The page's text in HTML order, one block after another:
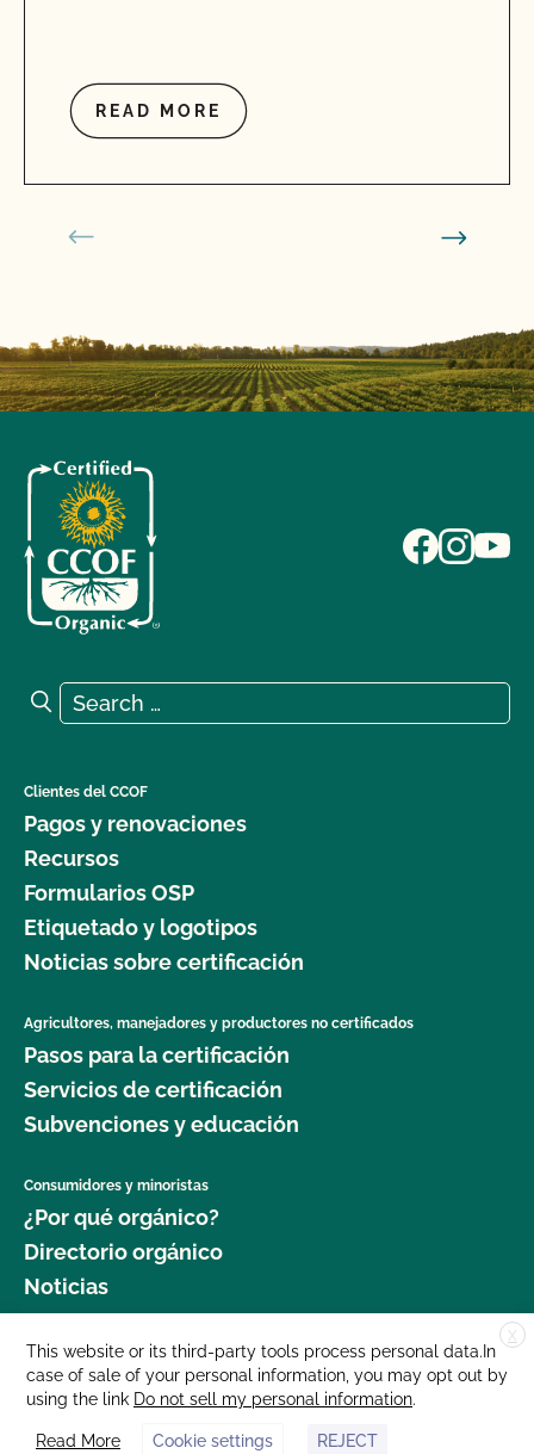
READ MORE
Search for:
Search
Clientes del CCOF
Pagos y renovaciones
Recursos
Formularios OSP
Etiquetado y logotipos
Noticias sobre certificación
Agricultores, manejadores y productores no certificados
Pasos para la certificación
Servicios de certificación
Subvenciones y educación
Consumidores y minoristas
¿Por qué orgánico?
Directorio orgánico
Noticias
Donar
Carreras profesionales
Sala de prensa
Contáctenos
X
This website or its third-party tools process personal data.In
case of sale of your personal information, you may opt out by
using the link Do not sell my personal information.
Read More Cookie settings REJECT